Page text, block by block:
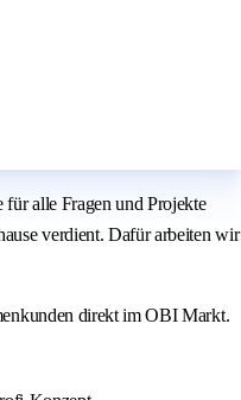
alle Fragen und Projekte
verdient. Dafür arbeiten wir
direkt im OBI Markt.